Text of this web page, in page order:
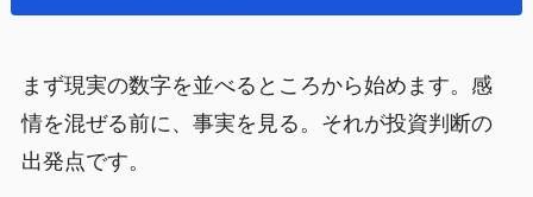
まず現実の数字を並べるところから始めます。感
情を混ぜる前に、事実を見る。それが投資判断の
出発点です。